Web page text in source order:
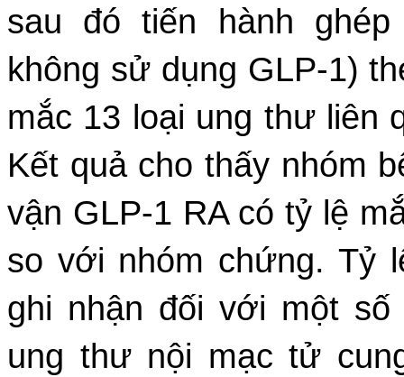
sau đó tiến hành
không sử dụng GLP-1)
mắc 13 loại ung thư liên
Kết quả cho thấy nhóm
vận GLP-1 RA có tỷ lệ
so với nhóm chứng. Tỷ
ghi nhận đối với một
ung thư nội mạc tử